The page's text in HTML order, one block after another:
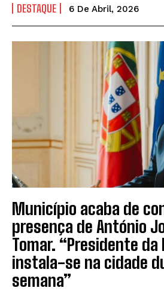
DESTAQUE 6 De Abril, 2026
Município acaba de
presença de António
Tomar. “Presidente da
instala-se na cidade
semana”